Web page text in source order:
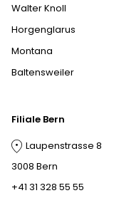
Walter Knoll
Horgenglarus
Montana
Baltensweiler
Filiale Bern
Laupenstrasse 8
3008 Bern
+41 31 328 55 55